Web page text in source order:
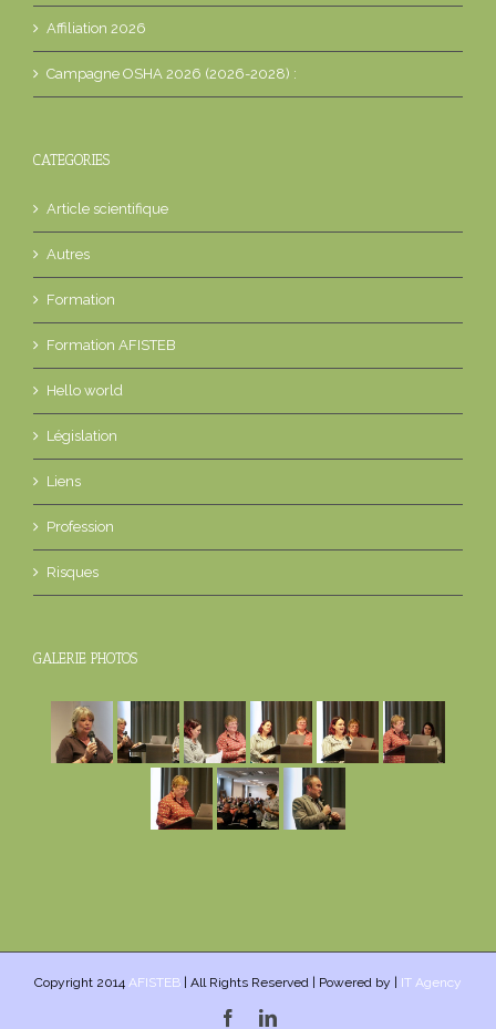
Affiliation 2026
Campagne OSHA 2026 (2026-2028) :
CATEGORIES
Article scientifique
Autres
Formation
Formation AFISTEB
Hello world
Législation
Liens
Profession
Risques
GALERIE PHOTOS
Copyright 2014 AFISTEB | All Rights Reserved | Powered by | IT Agency
FacebookLinkedin